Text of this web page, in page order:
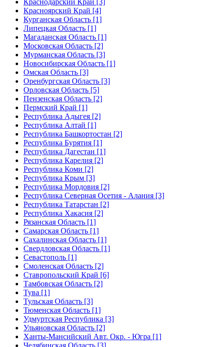
Краснодарский Край [3]
Красноярский Край [4]
Курганская Область [1]
Липецкая Область [1]
Магаданская Область [1]
Московская Область [2]
Мурманская Область [3]
Новосибирская Область [1]
Омская Область [3]
Оренбургская Область [3]
Орловская Область [5]
Пензенская Область [2]
Пермский Край [1]
Республика Адыгея [2]
Республика Алтай [1]
Республика Башкортостан [2]
Республика Бурятия [1]
Республика Дагестан [1]
Республика Карелия [2]
Республика Коми [2]
Республика Крым [3]
Республика Мордовия [2]
Республика Северная Осетия - Алания [3]
Республика Татарстан [2]
Республика Хакасия [2]
Рязанская Область [1]
Самарская Область [1]
Сахалинская Область [1]
Свердловская Область [1]
Севастополь [1]
Смоленская Область [2]
Ставропольский Край [6]
Тамбовская Область [2]
Тува [1]
Тульская Область [3]
Тюменская Область [1]
Удмуртская Республика [3]
Ульяновская Область [2]
Ханты-Мансийский Авт. Окр. - Югра [1]
Челябинская Область [3]